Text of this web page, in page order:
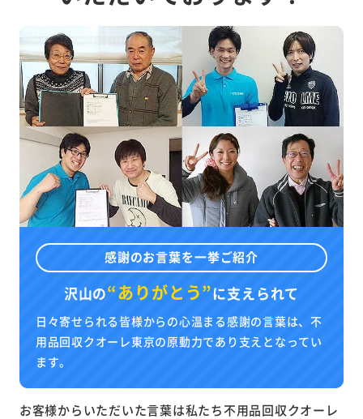
感謝のお言葉を一挙ご紹介
沢山の“ありがとう”に支えられて
日々寄せられる皆様からの心温まる感謝の言葉は、不
用品回収クオーレ東京の原動力であり支えとなってい
ます。
お客様からいただいた言葉は私たち不用品回収クオーレ